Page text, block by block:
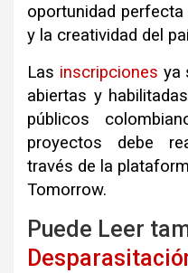
oportunidad
y la creatividad del
Las inscripciones ya
abiertas y
públicos
proyectos debe
través de la
Tomorrow.
Puede Leer